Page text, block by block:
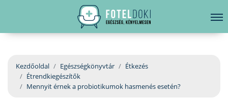
EGÉSZSÉGKÖNYVTÁR
BETEGSÉGKALAUZ
hirdetés
Kezdőoldal Egészségkönyvtár
Étkezés
Étrendkiegészítők
Mennyit érnek a probiotikumok hasmenés esetén?